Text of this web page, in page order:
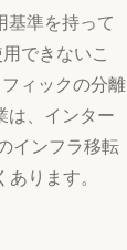
基準を持って
できないこ
ィックの分離
は、インター
インフラ移転
ります。